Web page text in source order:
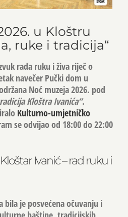
u Kloštru
ruke i tradicija“
rada ruku i živa riječ o
navečer Pučki dom u
Noć muzeja 2026. pod
Kloštra Ivanića“.
Kulturno-umjetničko
se odvijao od 18:00 do 22:00
Ivanić – rad ruku i
bila je posvećena očuvanju i